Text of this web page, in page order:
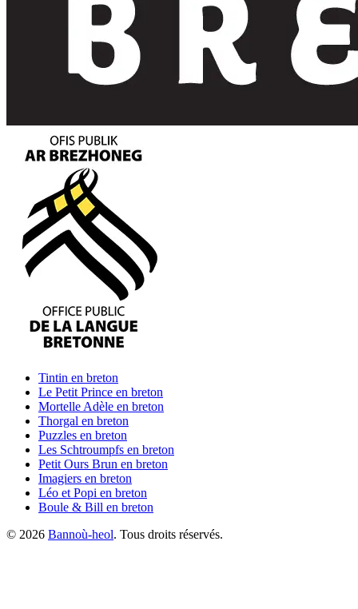
Tintin en breton
Le Petit Prince en breton
Mortelle Adèle en breton
Thorgal en breton
Puzzles en breton
Les Schtroumpfs en breton
Petit Ours Brun en breton
Imagiers en breton
Léo et Popi en breton
Boule & Bill en breton
© 2026 Bannoù-heol. Tous droits réservés.